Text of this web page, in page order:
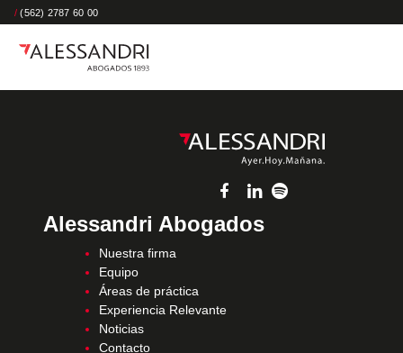
/ (562) 2787 60 00
Alessandri Abogados
Nuestra firma
Equipo
Áreas de práctica
Experiencia Relevante
Noticias
Contacto